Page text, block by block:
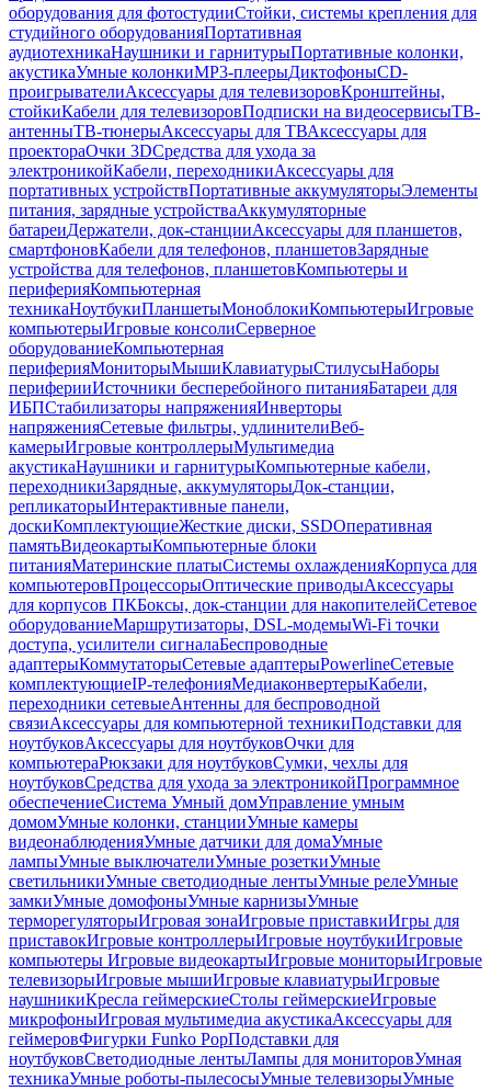
оборудования для фотостудииСтойки, системы крепления для
студийного оборудованияПортативная
аудиотехникаНаушники и гарнитурыПортативные колонки,
акустикаУмные колонкиMP3-плеерыДиктофоныCD-
проигрывателиАксессуары для телевизоровКронштейны,
стойкиКабели для телевизоровПодписки на видеосервисыТВ-
антенныТВ-тюнерыАксессуары для ТВАксессуары для
проектораОчки 3DСредства для ухода за
электроникойКабели, переходникиАксессуары для
портативных устройствПортативные аккумуляторыЭлементы
питания, зарядные устройстваАккумуляторные
батареиДержатели, док-станцииАксессуары для планшетов,
смартфоновКабели для телефонов, планшетовЗарядные
устройства для телефонов, планшетовКомпьютеры и
периферияКомпьютерная
техникаНоутбукиПланшетыМоноблокиКомпьютерыИгровые
компьютерыИгровые консолиСерверное
оборудованиеКомпьютерная
периферияМониторыМышиКлавиатурыСтилусыНаборы
периферииИсточники бесперебойного питанияБатареи для
ИБПСтабилизаторы напряженияИнверторы
напряженияСетевые фильтры, удлинителиВеб-
камерыИгровые контроллерыМультимедиа
акустикаНаушники и гарнитурыКомпьютерные кабели,
переходникиЗарядные, аккумуляторыДок-станции,
репликаторыИнтерактивные панели,
доскиКомплектующиеЖесткие диски, SSDОперативная
памятьВидеокартыКомпьютерные блоки
питанияМатеринские платыСистемы охлажденияКорпуса для
компьютеровПроцессорыОптические приводыАксессуары
для корпусов ПКБоксы, док-станции для накопителейСетевое
оборудованиеМаршрутизаторы, DSL-модемыWi-Fi точки
доступа, усилители сигналаБеспроводные
адаптерыКоммутаторыСетевые адаптерыPowerlineСетевые
комплектующиеIP-телефонияМедиаконвертерыКабели,
переходники сетевыеАнтенны для беспроводной
связиАксессуары для компьютерной техникиПодставки для
ноутбуковАксессуары для ноутбуковОчки для
компьютераРюкзаки для ноутбуковСумки, чехлы для
ноутбуковСредства для ухода за электроникойПрограммное
обеспечениеСистема Умный домУправление умным
домомУмные колонки, станцииУмные камеры
видеонаблюденияУмные датчики для домаУмные
лампыУмные выключателиУмные розеткиУмные
светильникиУмные светодиодные лентыУмные релеУмные
замкиУмные домофоныУмные карнизыУмные
терморегуляторыИгровая зонаИгровые приставкиИгры для
приставокИгровые контроллерыИгровые ноутбукиИгровые
компьютеры Игровые видеокартыИгровые мониторыИгровые
телевизорыИгровые мышиИгровые клавиатурыИгровые
наушникиКресла геймерскиеСтолы геймерскиеИгровые
микрофоныИгровая мультимедиа акустикаАксессуары для
геймеровФигурки Funko PopПодставки для
ноутбуковСветодиодные лентыЛампы для мониторовУмная
техникаУмные роботы-пылесосыУмные телевизорыУмные